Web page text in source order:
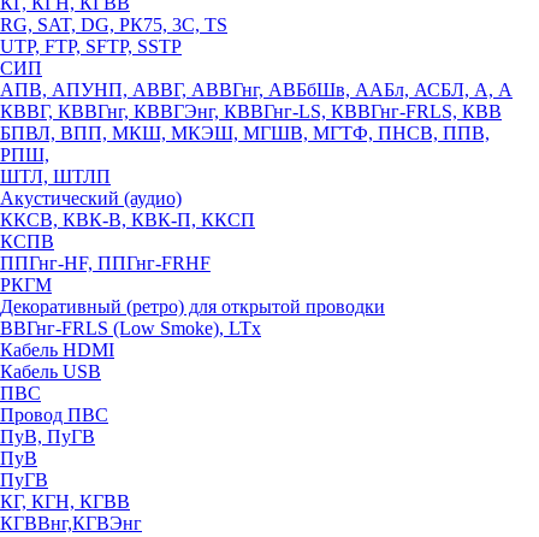
RG, SAT, DG, РК75, 3С, TS
UTP, FTP, SFTP, SSTP
СИП
АПВ, АПУНП, АВВГ, АВВГнг, АВБбШв, ААБл, АСБЛ, А, А
КВВГ, КВВГнг, КВВГЭнг, КВВГнг-LS, КВВГнг-FRLS, КВВ
БПВЛ, ВПП, МКШ, МКЭШ, МГШВ, МГТФ, ПНСВ, ППВ,
РПШ,
ШТЛ, ШТЛП
Акустический (аудио)
ККСВ, КВК-В, КВК-П, ККСП
КСПВ
ППГнг-HF, ППГнг-FRHF
РКГМ
Декоративный (ретро) для открытой проводки
ВВГнг-FRLS (Low Smoke), LTx
Кабель HDMI
Кабель USB
ПВС
Провод ПВС
ПуВ, ПуГВ
ПуВ
ПуГВ
КГ, КГН, КГВВ
КГВВнг,КГВЭнг